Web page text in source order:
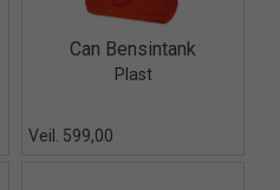
Quick View+
Can Bensintank
Plast
Veil. 599,00